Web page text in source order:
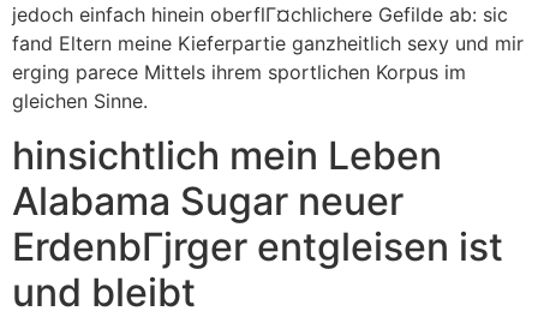
jedoch einfach hinein oberflГ¤chlichere Gefilde ab: sic
fand Eltern meine Kieferpartie ganzheitlich sexy und mir
erging parece Mittels ihrem sportlichen Korpus im
gleichen Sinne.
hinsichtlich mein Leben
Alabama Sugar neuer
ErdenbГјrger entgleisen ist
und bleibt